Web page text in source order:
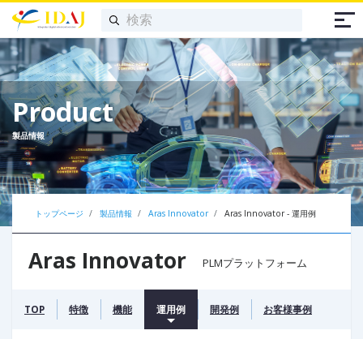
Product
製品情報
トップページ 製品情報 Aras Innovator Aras Innovator - 運用例
Aras Innovator PLMプラットフォーム
TOP 特徴 機能 運用例 開発例 お客様事例